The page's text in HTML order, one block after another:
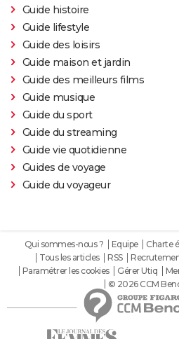
Guide histoire
Guide lifestyle
Guide des loisirs
Guide maison et jardin
Guide des meilleurs films
Guide musique
Guide du sport
Guide du streaming
Guide vie quotidienne
Guides de voyage
Guide du voyageur
Qui sommes-nous ? Equipe Charte
Tous les articles
RSS
Paramétrer les cookies
Gérer Utiq
© 2026 CCM